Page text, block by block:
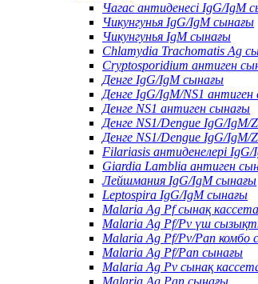
Чагас антиденесі IgG/IgM
Чикунгунья IgG/IgM сынағы
Чикунгунья IgM сынағы
Chlamydia Trachomatis Ag
Cryptosporidium антиген
Денге IgG/IgM сынағы
Денге IgG/IgM/NS1 антиген
Денге NS1 антиген сынағы
Денге NS1/Dengue IgG/
Денге NS1/Dengue IgG/IgM/
Filariasis антиденелері
Giardia Lamblia антиген
Лейшмания IgG/IgM сынағы
Leptospira IgG/IgM сынағы
Malaria Ag Pf сынақ
Malaria Ag Pf/Pv үш
Malaria Ag Pf/Pv/Pan комбо
Malaria Ag Pf/Pan сынағы
Malaria Ag Pv сынақ